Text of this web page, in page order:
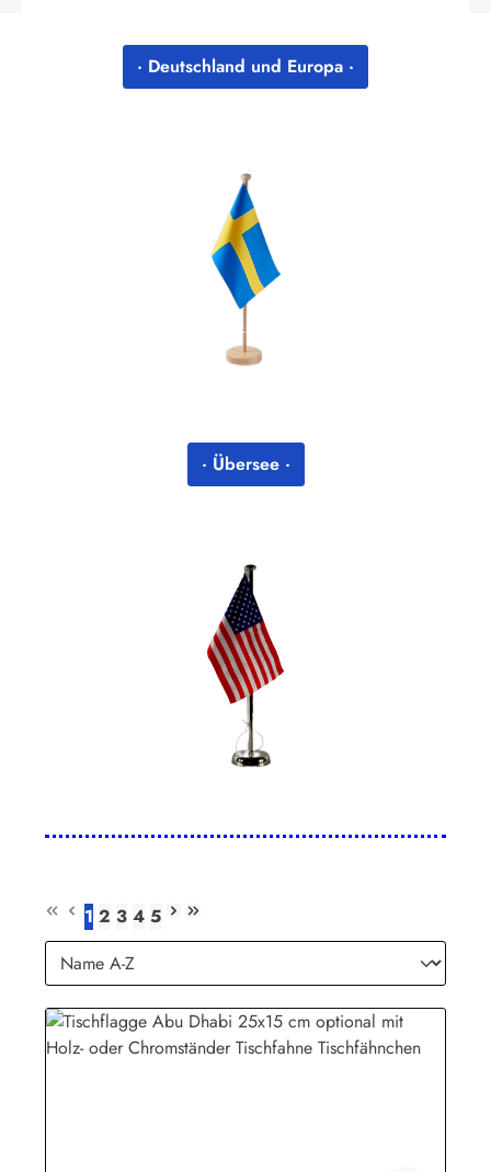
· Deutschland und Europa ·
· Übersee ·
Seite
1 Seite
2 Seite
3 Seite
4 Seite
5